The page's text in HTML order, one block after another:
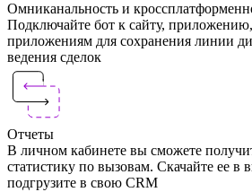
Омниканальность и
Подключайте бот к сайту,
приложениям для сохранения линии
ведения сделок
Отчеты
В личном кабинете вы сможете
статистику по вызовам. Скачайте ее в
подгрузите в свою CRM